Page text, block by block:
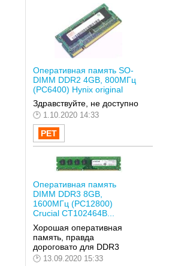
Оперативная память SO-
DIMM DDR2 4GB, 800МГц
(PC6400) Hynix original
Здравствуйте, не доступно
1.10.2020 14:33
Оперативная память
DIMM DDR3 8GB,
1600МГц (PC12800)
Crucial CT102464B...
Хорошая оперативная
память, правда
дороговато для DDR3
13.09.2020 15:33